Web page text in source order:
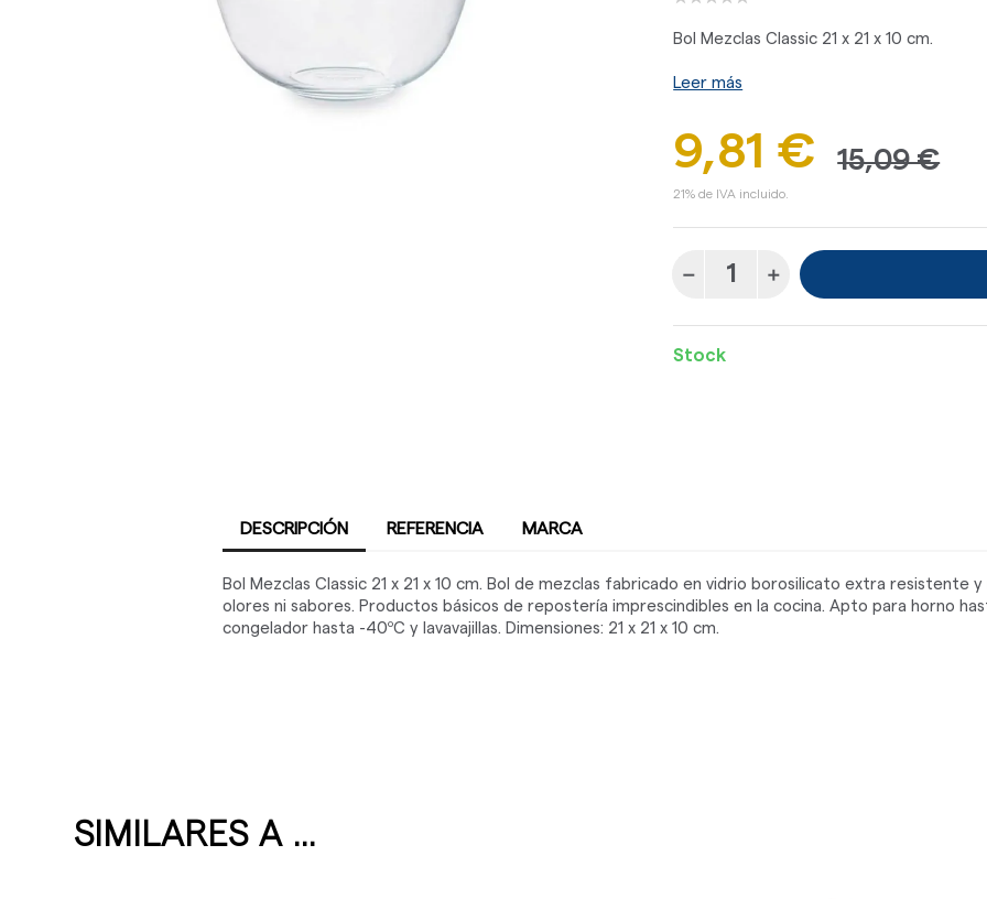
Bol Mezclas Classic 21 x 21 x 10 cm.
Leer más
9,81 € 15,09 €
21% de IVA incluido.
Stock
DESCRIPCIÓN REFERENCIA MARCA
Bol Mezclas Classic 21 x 21 x 10 cm. Bol de mezclas fabricado en vidrio borosilicato extra resistente
olores ni sabores. Productos básicos de repostería imprescindibles en la cocina. Apto para horno
congelador hasta -40ºC y lavavajillas. Dimensiones: 21 x 21 x 10 cm.
SIMILARES A ...